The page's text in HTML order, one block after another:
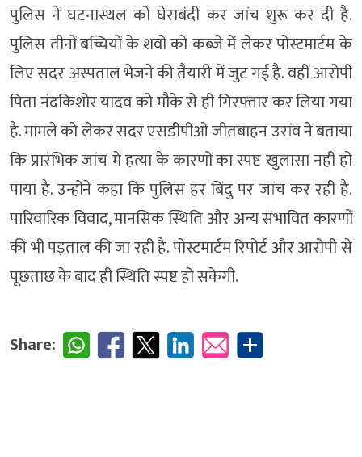
पुलिस ने घटनास्थल को घेराबंदी कर जांच शुरू कर दी है.
पुलिस तीनों बच्चियों के शवों को कब्जे में लेकर पोस्टमार्टम के
लिए सदर अस्पताल भेजने की तैयारी में जुट गई है. वहीं आरोपी
पिता नंदकिशोर यादव को मौके से ही गिरफ्तार कर लिया गया
है. मामले को लेकर सदर एसडीपीओ जीतबाहन उरांव ने बताया
कि प्रारंभिक जांच में हत्या के कारणों का स्पष्ट खुलासा नहीं हो
पाया है. उन्होंने कहा कि पुलिस हर बिंदु पर जांच कर रही है.
पारिवारिक विवाद, मानसिक स्थिति और अन्य संभावित कारणों
की भी पड़ताल की जा रही है. पोस्टमार्टम रिपोर्ट और आरोपी से
पूछताछ के बाद ही स्थिति स्पष्ट हो सकेगी.
Share: